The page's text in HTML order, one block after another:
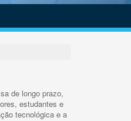
de longo prazo,
estudantes e
tecnológica e a